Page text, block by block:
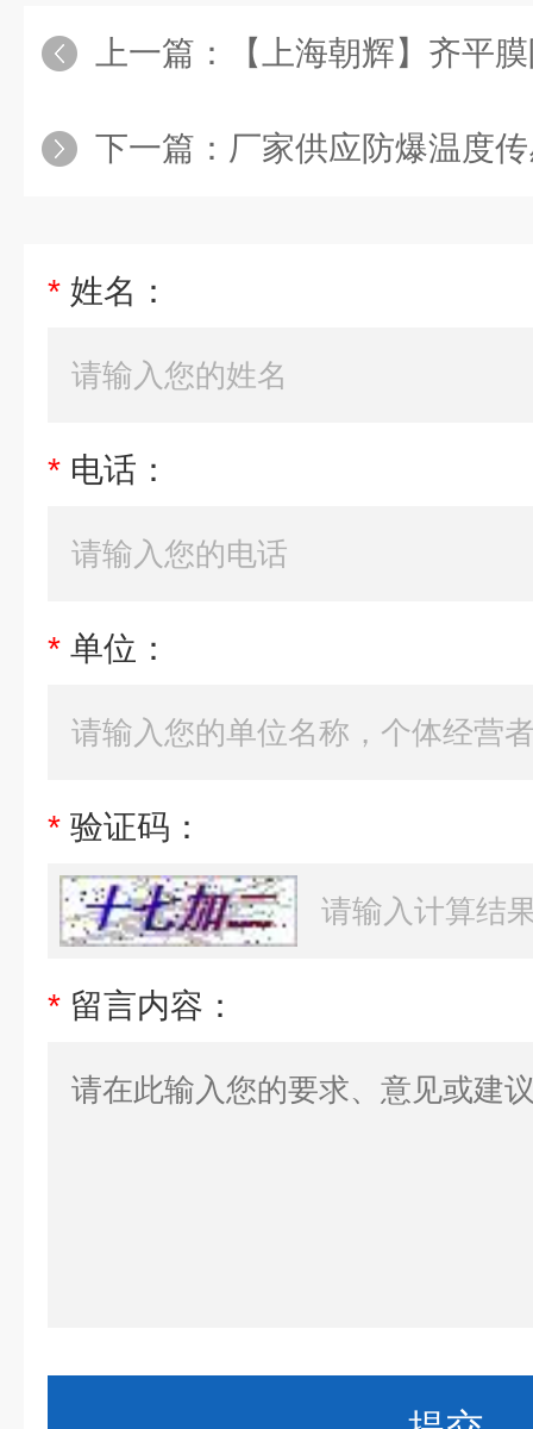
上一篇： 【上海朝辉】齐平
下一篇： 厂家供应防爆温度
* 姓名：
* 电话：
* 单位：
* 验证码：
* 留言内容：